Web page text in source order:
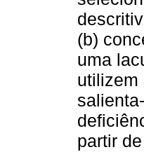
(b)
uma
utilizem
partir